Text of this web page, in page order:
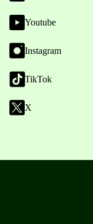
Youtube
Instagram
TikTok
X